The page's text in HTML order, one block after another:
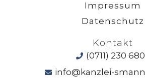
Impressum
Datenschutz
Kontakt
(0711) 230
info@kanzlei-